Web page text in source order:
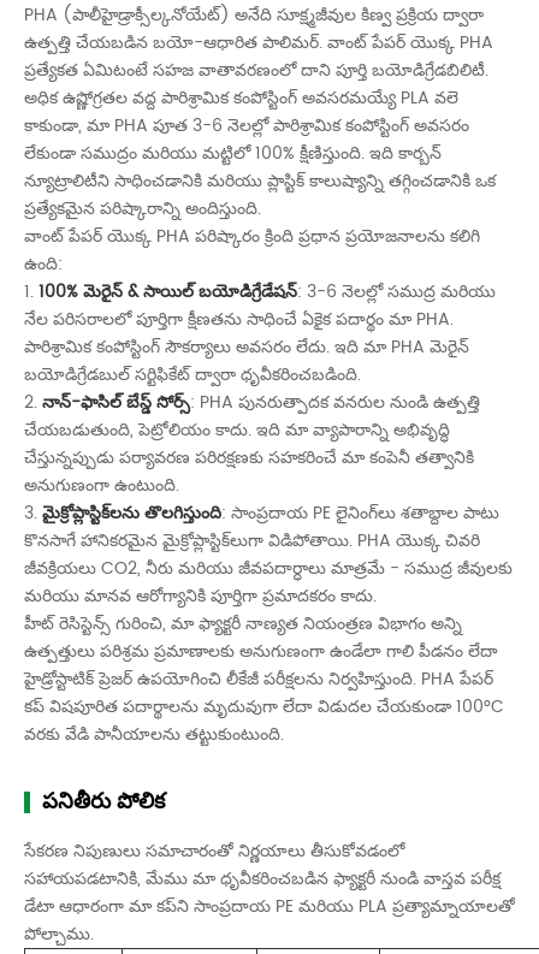
PHA (పాలీహైడ్రాక్సీల్కనోయేట్) అనేది సూక్ష్మజీవుల కిణ్వ ప్రక్రియ ద్వారా
ఉత్పత్తి చేయబడిన బయో-ఆధారిత పాలిమర్. వాంట్ పేపర్ యొక్క PHA
ప్రత్యేకత ఏమిటంటే సహజ వాతావరణంలో దాని పూర్తి బయోడిగ్రేడబిలిటీ.
అధిక ఉష్ణోగ్రతల వద్ద పారిశ్రామిక కంపోస్టింగ్ అవసరమయ్యే PLA వలె
కాకుండా, మా PHA పూత 3-6 నెలల్లో పారిశ్రామిక కంపోస్టింగ్ అవసరం
లేకుండా సముద్రం మరియు మట్టిలో 100% క్షీణిస్తుంది. ఇది కార్బన్
న్యూట్రాలిటీని సాధించడానికి మరియు ప్లాస్టిక్ కాలుష్యాన్ని తగ్గించడానికి ఒక
ప్రత్యేకమైన పరిష్కారాన్ని అందిస్తుంది.
వాంట్ పేపర్ యొక్క PHA పరిష్కారం క్రింది ప్రధాన ప్రయోజనాలను కలిగి
ఉంది:
1.100% మెరైన్ & సాయిల్ బయోడిగ్రేడేషన్: 3-6 నెలల్లో సముద్ర మరియు
నేల పరిసరాలలో పూర్తిగా క్షీణతను సాధించే ఏకైక పదార్థం మా PHA.
పారిశ్రామిక కంపోస్టింగ్ సౌకర్యాలు అవసరం లేదు. ఇది మా PHA మెరైన్
బయోడిగ్రేడబుల్ సర్టిఫికేట్ ద్వారా ధృవీకరించబడింది.
2.నాన్-ఫాసిల్ బేస్డ్ సోర్స్: PHA పునరుత్పాదక వనరుల నుండి ఉత్పత్తి
చేయబడుతుంది, పెట్రోలియం కాదు. ఇది మా వ్యాపారాన్ని అభివృద్ధి
చేస్తున్నప్పుడు పర్యావరణ పరిరక్షణకు సహకరించే మా కంపెనీ తత్వానికి
అనుగుణంగా ఉంటుంది.
3.మైక్రోప్లాస్టిక్‌లను తొలగిస్తుంది: సాంప్రదాయ PE లైనింగ్‌లు శతాబ్దాల పాటు
కొనసాగే హానికరమైన మైక్రోప్లాస్టిక్‌లుగా విడిపోతాయి. PHA యొక్క చివరి
జీవక్రియలు CO2, నీరు మరియు జీవపదార్ధాలు మాత్రమే - సముద్ర జీవులకు
మరియు మానవ ఆరోగ్యానికి పూర్తిగా ప్రమాదకరం కాదు.
హీట్ రెసిస్టెన్స్ గురించి, మా ఫ్యాక్టరీ నాణ్యత నియంత్రణ విభాగం అన్ని
ఉత్పత్తులు పరిశ్రమ ప్రమాణాలకు అనుగుణంగా ఉండేలా గాలి పీడనం లేదా
హైడ్రోస్టాటిక్ ప్రెజర్ ఉపయోగించి లీకేజీ పరీక్షలను నిర్వహిస్తుంది. PHA పేపర్
కప్ విషపూరిత పదార్థాలను మృదువుగా లేదా విడుదల చేయకుండా 100°C
వరకు వేడి పానీయాలను తట్టుకుంటుంది.
పనితీరు పోలిక
సేకరణ నిపుణులు సమాచారంతో నిర్ణయాలు తీసుకోవడంలో
సహాయపడటానికి, మేము మా ధృవీకరించబడిన ఫ్యాక్టరీ నుండి వాస్తవ పరీక్ష
డేటా ఆధారంగా మా కప్‌ని సాంప్రదాయ PE మరియు PLA ప్రత్యామ్నాయాలతో
పోల్చాము.